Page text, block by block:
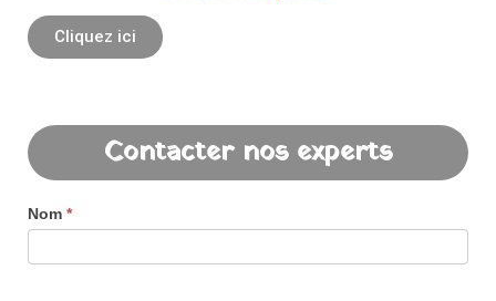
Cliquez ici
Contacter nos experts
Nom *